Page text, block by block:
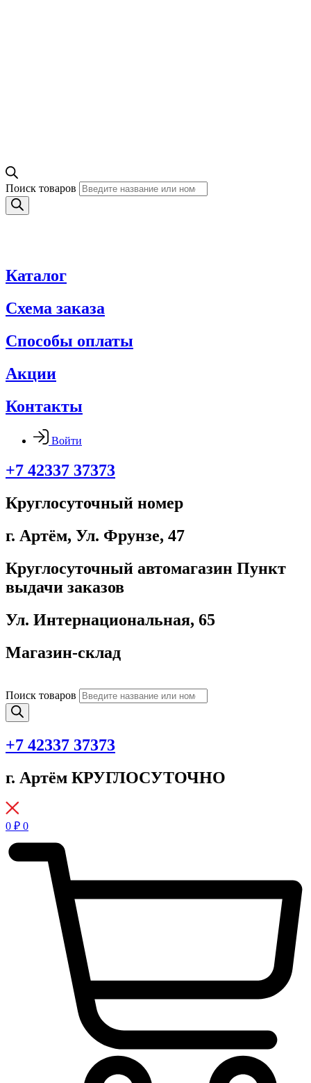
Поиск товаров
Каталог
Схема заказа
Способы оплаты
Акции
Контакты
Войти
+7 42337 37373
Круглосуточный номер
г. Артём, ​Ул. Фрунзе, 47
Круглосуточный автомагазин Пункт
выдачи заказов
Ул. Интернациональная, 65
Магазин-склад
Поиск товаров
+7 42337 37373
г. Артём КРУГЛОСУТОЧНО
0 ₽ 0